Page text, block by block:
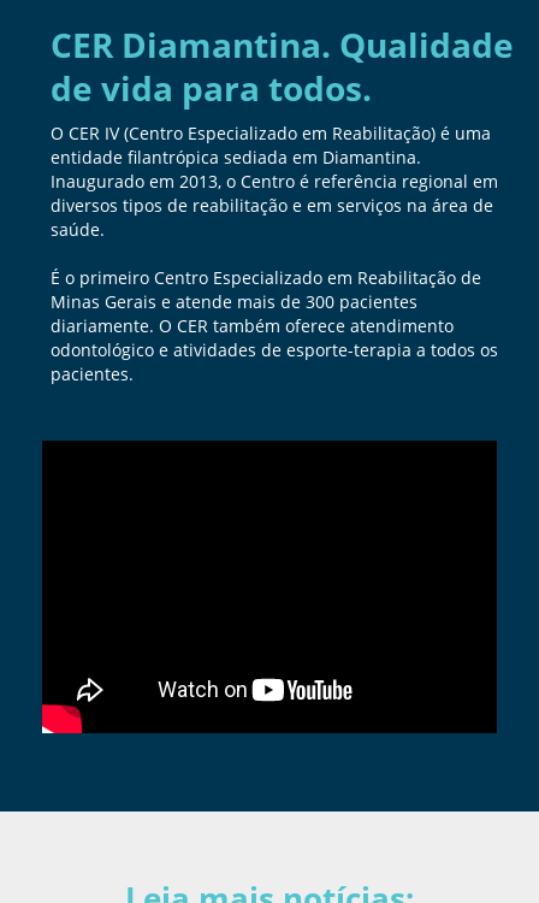
CER Diamantina. Qualidade
de vida para todos.
O CER IV (Centro Especializado em Reabilitação) é uma
entidade filantrópica sediada em Diamantina.
Inaugurado em 2013, o Centro é referência regional em
diversos tipos de reabilitação e em serviços na área de
saúde.
É o primeiro Centro Especializado em Reabilitação de
Minas Gerais e atende mais de 300 pacientes
diariamente. O CER também oferece atendimento
odontológico e atividades de esporte-terapia a todos os
pacientes.